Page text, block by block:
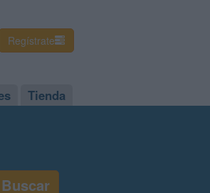
Regístrate
Tienda